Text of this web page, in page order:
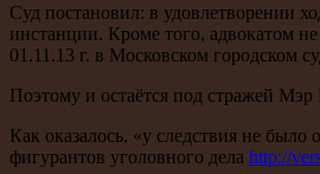
Суд постановил: в удовлетворении
инстанции. Кроме того, адвокатом
01.11.13 г. в Московском городском
Поэтому и остаётся под стражей
Как оказалось, «у следствия не
фигурантов уголовного дела http://